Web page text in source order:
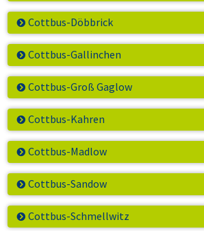
Cottbus-Döbbrick
Cottbus-Gallinchen
Cottbus-Groß Gaglow
Cottbus-Kahren
Cottbus-Madlow
Cottbus-Sandow
Cottbus-Schmellwitz